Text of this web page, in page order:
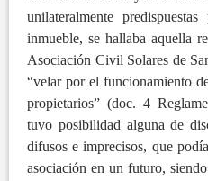
unilateralmente
inmueble, se hallaba aquella
Asociación Civil Solares de
“velar por el funcionamiento
propietarios” (doc. 4
tuvo posibilidad alguna de
difusos e imprecisos, que
asociación en un futuro,